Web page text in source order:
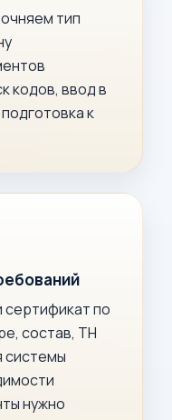
тип
кодов, ввод в
к
по
состав, ТН
системы
нужно